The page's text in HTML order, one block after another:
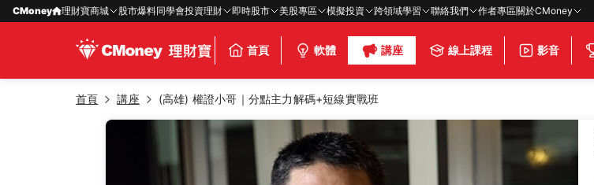
CMoney 理財寶商城 股市爆料同學會投資理財 即時股市 美股專區 模擬投資 跨領域學習 聯絡我們 作者專區關於CMoney
首頁 軟體 講座 線上課程 影音
首頁 講座 (高雄) 權證小哥｜分點主力解碼+短線實戰班